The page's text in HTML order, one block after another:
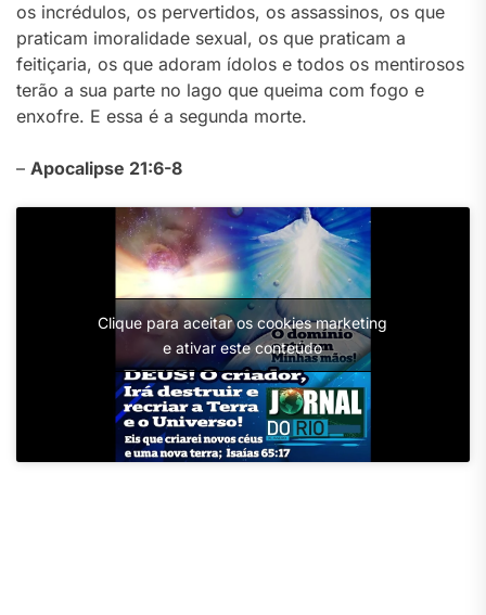
os incrédulos, os pervertidos, os assassinos, os que
praticam imoralidade sexual, os que praticam a
feitiçaria, os que adoram ídolos e todos os mentirosos
terão a sua parte no lago que queima com fogo e
enxofre. E essa é a segunda morte.
– Apocalipse 21:6-8
Clique para aceitar os cookies marketing
e ativar este conteúdo